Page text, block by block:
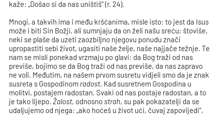
kaže: „Došao si da nas uništiš“ (r. 24).
Mnogi, a takvih ima i među kršćanima, misle isto: to jest da Isus
može i biti Sin Božji, ali sumnjaju da on želi našu sreću; štoviše,
neki se plaše da uzeti zaozbiljno njegovu ponudu znači
upropastiti sebi život, ugasiti naše želje, naše najjače težnje. Te
nam se misli ponekad vrzmaju po glavi: da Bog traži od nas
previše, bojimo se da Bog traži od nas previše, da nas zapravo
ne voli. Međutim, na našem prvom susretu vidjeli smo da je znak
susreta s Gospodinom radost. Kad susretnem Gospodina u
molitvi, postajem radostan. Svaki od nas postaje radostan, a to
je tako lijepo.Žalost, odnosnostrah, su pak pokazatelji da se
udaljujemo od njega: „ako hoćeš u život ući, čuvaj zapovijedi“,